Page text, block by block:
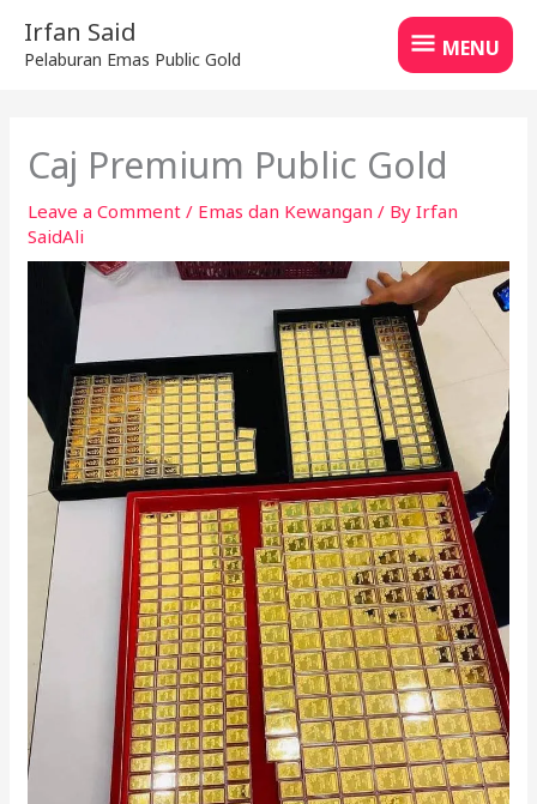
content
Irfan Said
Pelaburan Emas Public Gold
MENU
MENU
Caj Premium Public Gold
Leave a Comment / Emas dan Kewangan / ByIrfan
SaidAli